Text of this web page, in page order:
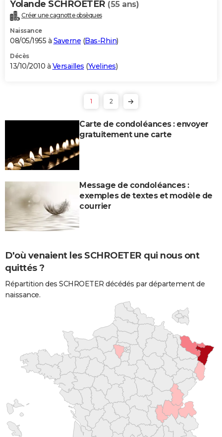
Yolande SCHROETER (55 ans)
Créer une cagnotte obsèques
Naissance
08/05/1955 à Saverne (Bas-Rhin)
Décès
13/10/2010 à Versailles (Yvelines)
1 2
Carte de condoléances : envoyer
gratuitement une carte
Message de condoléances :
exemples de textes et modèle de
courrier
D'où venaient les SCHROETER qui nous ont
quittés ?
Répartition des SCHROETER décédés par département de
naissance.